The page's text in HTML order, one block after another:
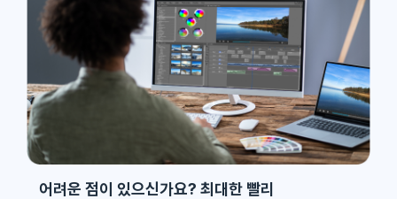
어려운 점이 있으신가요? 최대한 빨리